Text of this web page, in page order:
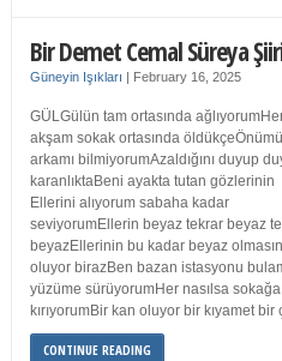
Bir Demet Cemal Süreya
Güneyin Işıkları | February 16, 2025
GÜLGülün tam ortasında
akşam sokak ortasında öldükçeÖnümü
arkamı bilmiyorumAzaldığını duyup
karanlıktaBeni ayakta tutan gözlerinin
Ellerini alıyorum sabaha kadar
seviyorumEllerin beyaz tekrar beyaz
beyazEllerinin bu kadar beyaz
oluyor birazBen bazan istasyonu
yüzüme sürüyorumHer nasılsa
kırıyorumBir kan oluyor bir kıyamet
CONTINUE READING